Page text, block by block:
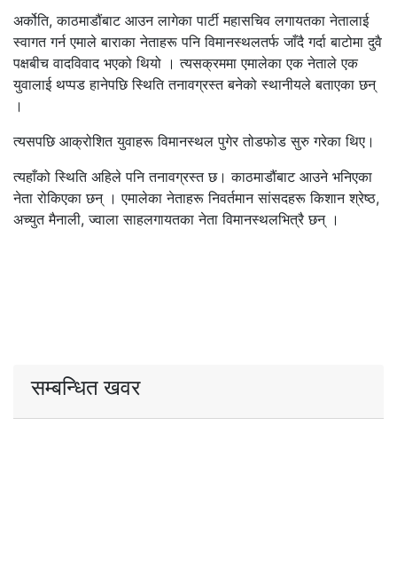
अर्कोति, काठमाडौंबाट आउन लागेका पार्टी महासचिव लगायतका नेतालाई
स्वागत गर्न एमाले बाराका नेताहरू पनि विमानस्थलतर्फ जाँदै गर्दा बाटोमा दुवै
पक्षबीच वादविवाद भएको थियो । त्यसक्रममा एमालेका एक नेताले एक
युवालाई थप्पड हानेपछि स्थिति तनावग्रस्त बनेको स्थानीयले बताएका छन्
।
त्यसपछि आक्रोशित युवाहरू विमानस्थल पुगेर तोडफोड सुरु गरेका थिए।
त्यहाँको स्थिति अहिले पनि तनावग्रस्त छ। काठमाडौंबाट आउने भनिएका
नेता रोकिएका छन् । एमालेका नेताहरू निवर्तमान सांसदहरू किशान श्रेष्ठ,
अच्युत मैनाली, ज्वाला साहलगायतका नेता विमानस्थलभित्रै छन् ।
सम्बन्धित खवर